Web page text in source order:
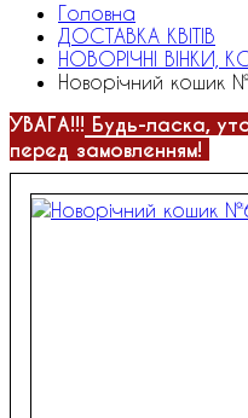
Головна
ДОСТАВКА КВІТІВ
НОВОРІЧНІ ВІНКИ,
Новорічний кошик
УВАГА!!! Будь-ласка,
перед замовленням!